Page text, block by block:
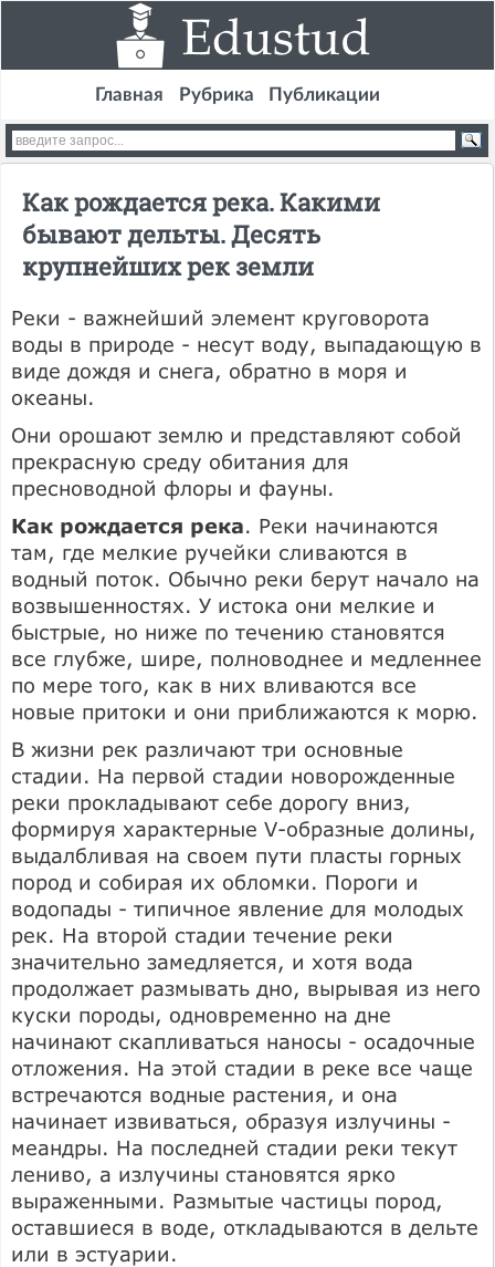
Главная Рубрика Публикации
Как рождается река. Какими
бывают дельты. Десять
крупнейших рек земли
Реки - важнейший элемент круговорота
воды в природе - несут воду, выпадающую в
виде дождя и снега, обратно в моря и
океаны.
Они орошают землю и представляют собой
прекрасную среду обитания для
пресноводной флоры и фауны.
Как рождается река. Реки начинаются
там, где мелкие ручейки сливаются в
водный поток. Обычно реки берут начало на
возвышенностях. У истока они мелкие и
быстрые, но ниже по течению становятся
все глубже, шире, полноводнее и медленнее
по мере того, как в них вливаются все
новые притоки и они приближаются к морю.
В жизни рек различают три основные
стадии. На первой стадии новорожденные
реки прокладывают себе дорогу вниз,
формируя характерные V-образные долины,
выдалбливая на своем пути пласты горных
пород и собирая их обломки. Пороги и
водопады - типичное явление для молодых
рек. На второй стадии течение реки
значительно замедляется, и хотя вода
продолжает размывать дно, вырывая из него
куски породы, одновременно на дне
начинают скапливаться наносы - осадочные
отложения. На этой стадии в реке все чаще
встречаются водные растения, и она
начинает извиваться, образуя излучины -
меандры. На последней стадии реки текут
лениво, а излучины становятся ярко
выраженными. Размытые частицы пород,
оставшиеся в воде, откладываются в дельте
или в эстуарии.